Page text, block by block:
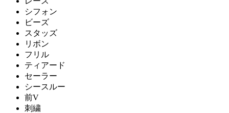
シフォン
ビーズ
スタッズ
リボン
フリル
ティアード
セーラー
シースルー
前V
刺繍